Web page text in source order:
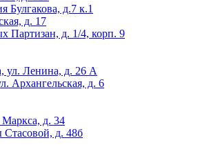
Булгакова, д.7 к.1
д. 17
Партизан, д. 1/4, корп. 9
ул. Ленина, д. 26 А
Архангельская, д. 6
Маркса, д. 34
Стасовой, д. 48б